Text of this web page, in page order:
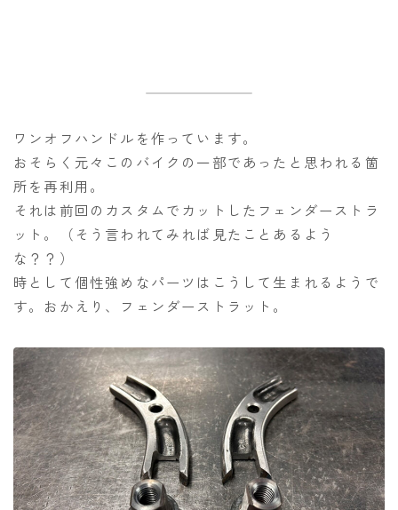
ワンオフハンドルを作っています。
おそらく元々このバイクの一部であったと思われる箇
所を再利用。
それは前回のカスタムでカットしたフェンダーストラ
ット。（そう言われてみれば見たことあるよう
な？？）
時として個性強めなパーツはこうして生まれるようで
す。おかえり、フェンダーストラット。